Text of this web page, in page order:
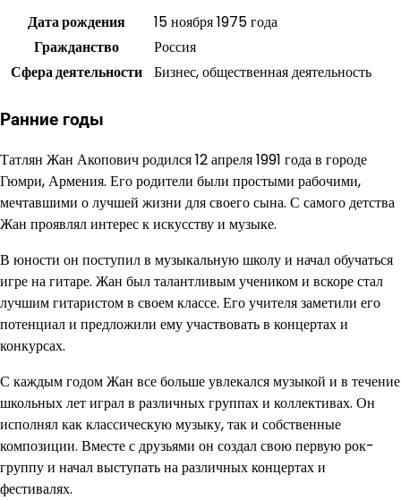
Дата рождения
15 ноября 1975 года
Гражданство
Россия
Сфера деятельности Бизнес, общественная деятельность
Ранние годы
Татлян Жан Акопович родился 12 апреля 1991 года в городе
Гюмри, Армения. Его родители были простыми рабочими,
мечтавшими о лучшей жизни для своего сына. С самого детства
Жан проявлял интерес к искусству и музыке.
В юности он поступил в музыкальную школу и начал обучаться
игре на гитаре. Жан был талантливым учеником и вскоре стал
лучшим гитаристом в своем классе. Его учителя заметили его
потенциал и предложили ему участвовать в концертах и
конкурсах.
С каждым годом Жан все больше увлекался музыкой и в течение
школьных лет играл в различных группах и коллективах. Он
исполнял как классическую музыку, так и собственные
композиции. Вместе с друзьями он создал свою первую рок-
группу и начал выступать на различных концертах и
фестивалях.